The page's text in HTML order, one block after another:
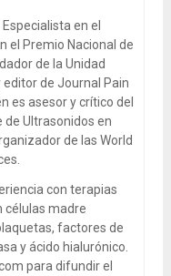
en el
el Premio Nacional de
de la Unidad
editor de Journal Pain
es asesor y crítico del
de Ultrasonidos en
de las World
con terapias
células madre
factores de
y ácido hialurónico.
para difundir el